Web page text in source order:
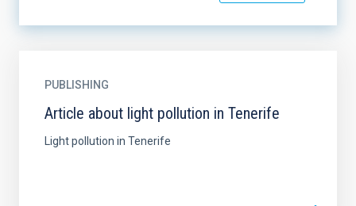
PUBLISHING
Article about light pollution in Tenerife
Light pollution in Tenerife